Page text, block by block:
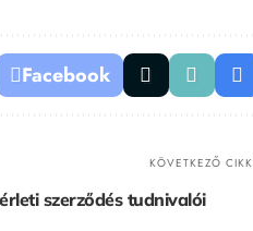
Facebook
KÖVETKEZŐ CIKK
szerződés tudnivalói